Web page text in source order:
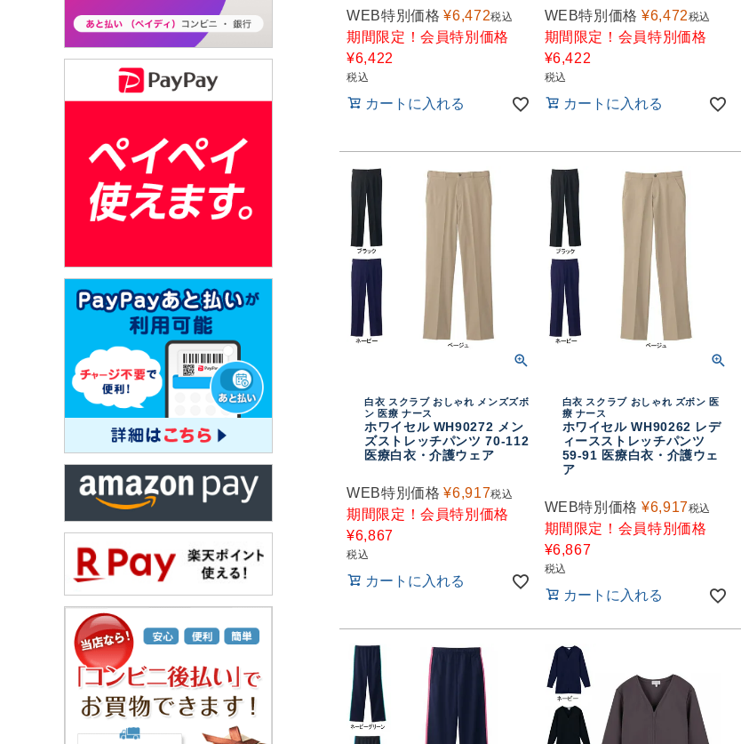
WEB特別価格 ¥6,472税込
期間限定！会員特別価格
¥6,422
税込
カートに入れる
WEB特別価格 ¥6,472税込
期間限定！会員特別価格
¥6,422
税込
カートに入れる
白衣 スクラブ おしゃれ メンズズボ
ン 医療 ナース
ホワイセル WH90272 メン
ズストレッチパンツ 70-112
医療白衣・介護ウェア
WEB特別価格 ¥6,917税込
期間限定！会員特別価格
¥6,867
税込
カートに入れる
白衣 スクラブ おしゃれ ズボン 医
療 ナース
ホワイセル WH90262 レデ
ィースストレッチパンツ
59-91 医療白衣・介護ウェ
ア
WEB特別価格 ¥6,917税込
期間限定！会員特別価格
¥6,867
税込
カートに入れる